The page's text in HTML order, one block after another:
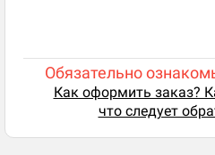
Обязательно
Как оформить заказ?
что следует